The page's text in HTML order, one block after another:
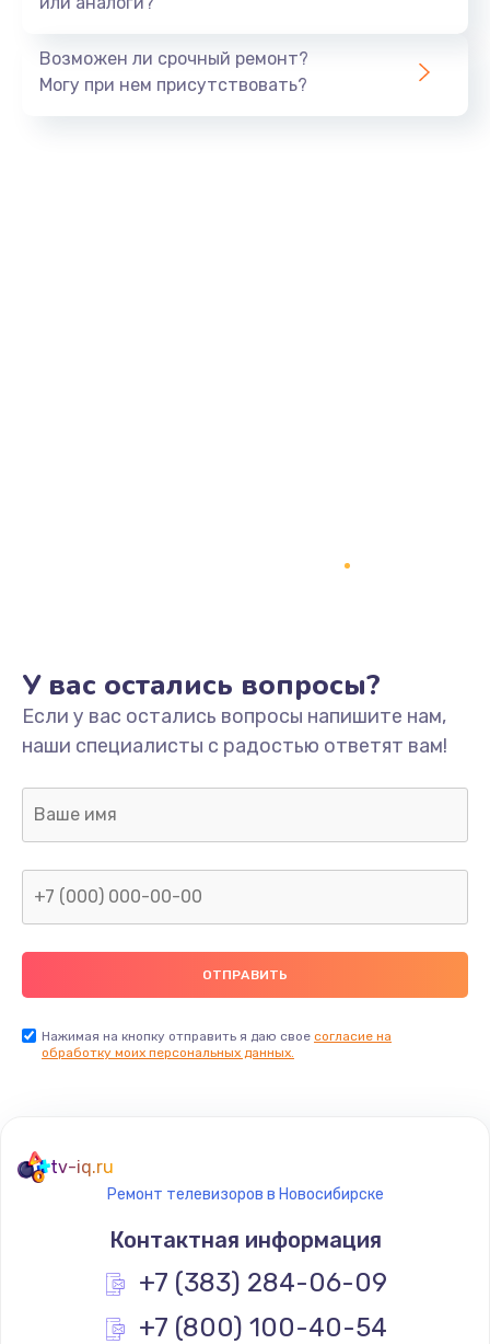
550 руб.
Не включается
1400 руб.
Заказать
800 руб.
400 руб.
Не реагирует на кнопки
Не сопряжается с устройством
Помехи и искажение звука
Возможен ли срочный ремонт?
Могу при нем присутствовать?
У вас остались вопросы?
Если у вас остались вопросы напишите нам,
наши специалисты с радостью ответят вам!
Нажимая на кнопку отправить я даю свое согласие на
обработку моих персональных данных.
tv-iq.ru
Ремонт телевизоров в Новосибирске
Контактная информация
+7 (383) 284-06-09
+7 (800) 100-40-54